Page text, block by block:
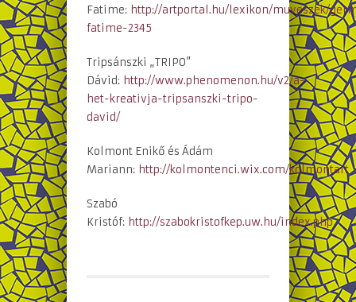
Fatime: http://artportal.hu/lexikon/muveszek/
fatime-2345
Tripsánszki „TRIPO”
Dávid: http://www.phenomenon.hu/v2/a-
het-kreativja-tripsanszki-tripo-
david/
Kolmont Enikő és Ádám
Mariann: http://kolmontenci.wix.com/kolmontart
Szabó
Kristóf: http://szabokristofkep.uw.hu/index.php